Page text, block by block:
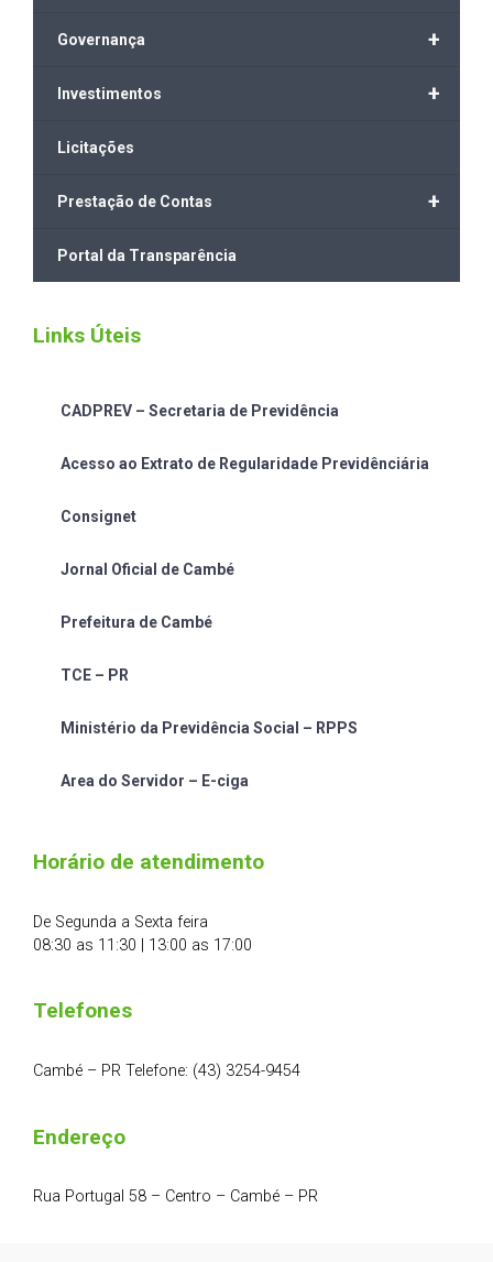
+
Governança
+
Investimentos
Licitações
+
Prestação de Contas
Portal da Transparência
Links Úteis
CADPREV – Secretaria de Previdência
Acesso ao Extrato de Regularidade Previdênciária
Consignet
Jornal Oficial de Cambé
Prefeitura de Cambé
TCE – PR
Ministério da Previdência Social – RPPS
Area do Servidor – E-ciga
Horário de atendimento
De Segunda a Sexta feira
08:30 as 11:30 | 13:00 as 17:00
Telefones
Cambé – PR Telefone: (43) 3254-9454
Endereço
Rua Portugal 58 – Centro – Cambé – PR